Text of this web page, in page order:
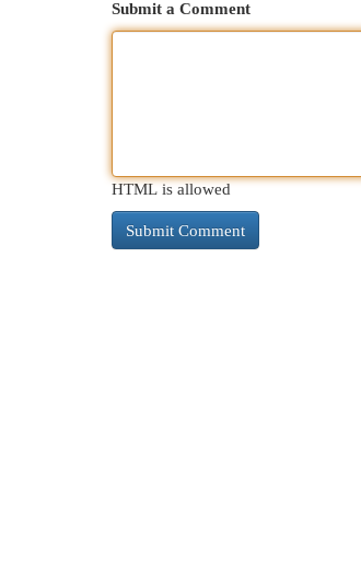
Submit a Comment
HTML is allowed